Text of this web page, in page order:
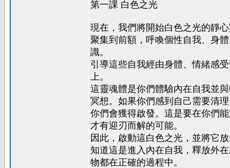
第一課 白色之光
現在，我們將開始白色之光的靜
聚集到前額，呼喚個性自我、身
識。
引導這些自我經由身體、情緒感
上。
這靈魂體是你們體驗內在自我並
冥想。如果你們感到自己需要清
你們會獲得啟發。這是要在你們
才有迎刃而解的可能。
因此，啟動這白色之光，並將它
知道這是進入內在自我，釋放外
物都在正確的過程中。